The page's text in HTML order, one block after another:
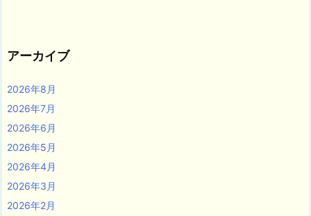
アーカイブ
2026年8月
2026年7月
2026年6月
2026年5月
2026年4月
2026年3月
2026年2月